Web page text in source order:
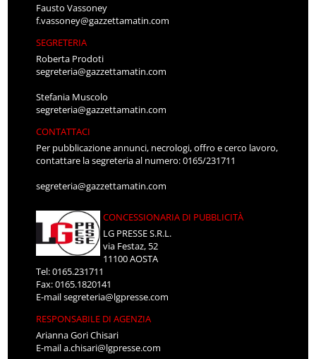
Fausto Vassoney
f.vassoney@gazzettamatin.com
SEGRETERIA
Roberta Prodoti
segreteria@gazzettamatin.com
Stefania Muscolo
segreteria@gazzettamatin.com
CONTATTACI
Per pubblicazione annunci, necrologi, offro e cerco lavoro,
contattare la segreteria al numero: 0165/231711
segreteria@gazzettamatin.com
CONCESSIONARIA DI PUBBLICITÀ
LG PRESSE S.R.L.
via Festaz, 52
11100 AOSTA
Tel: 0165.231711
Fax: 0165.1820141
E-mailsegreteria@lgpresse.com
RESPONSABILE DI AGENZIA
Arianna Gori Chisari
E-maila.chisari@lgpresse.com